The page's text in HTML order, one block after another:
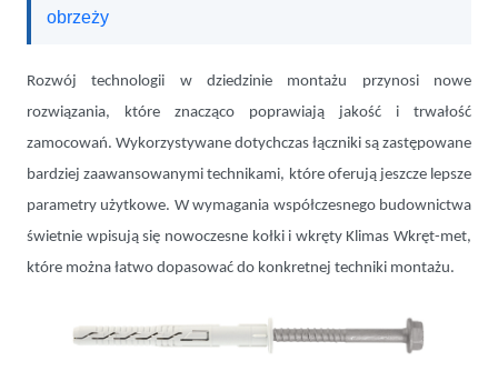
obrzeży
Rozwój technologii w dziedzinie montażu przynosi nowe
rozwiązania, które znacząco poprawiają jakość i trwałość
zamocowań. Wykorzystywane dotychczas łączniki są zastępowane
bardziej zaawansowanymi technikami, które oferują jeszcze lepsze
parametry użytkowe. W wymagania współczesnego budownictwa
świetnie wpisują się nowoczesne kołki i wkręty Klimas Wkręt-met,
które można łatwo dopasować do konkretnej techniki montażu.